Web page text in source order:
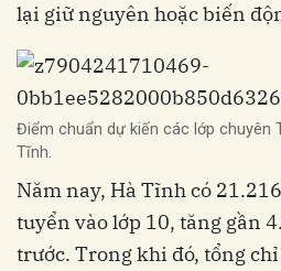
lại giữ nguyên hoặc biến
Điểm chuẩn dự kiến các lớp chuyên
Tĩnh.
Năm nay, Hà Tĩnh có
tuyển vào lớp 10, tăng gần
trước. Trong khi đó, tổng